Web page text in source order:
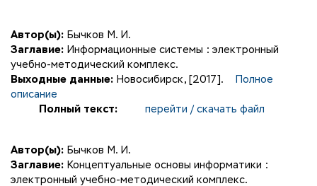
Автор(ы): Бычков М. И.
Заглавие: Информационные системы : электронный
учебно-методический комплекс.
Выходные данные: Новосибирск, [2017].
Полное
описание
Полный текст:
перейти / скачать файл
Автор(ы): Бычков М. И.
Заглавие: Концептуальные основы информатики :
электронный учебно-методический комплекс.